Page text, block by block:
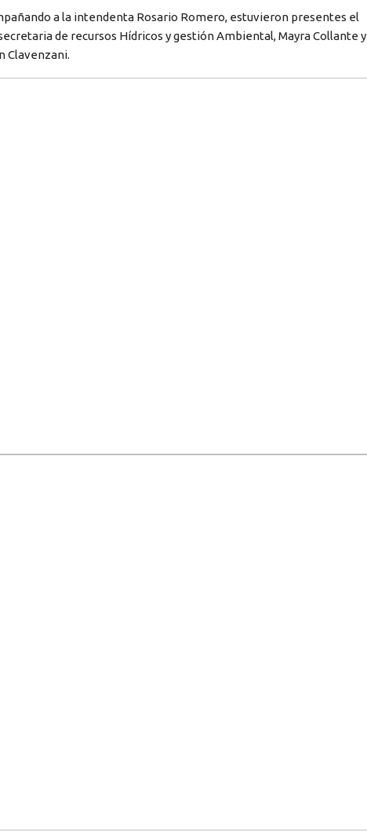
a la intendenta Rosario Romero, estuvieron presentes el
de recursos Hídricos y gestión Ambiental, Mayra Collante y
Clavenzani.